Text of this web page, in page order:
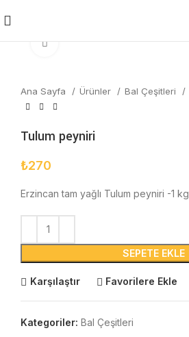
Ana Sayfa Ürünler Bal Çeşitleri
Tulum peyniri
₺270
Erzincan tam yağlı Tulum peyniri -1 kg
SEPETE EKLE
Karşılaştır Favorilere Ekle
Kategoriler: Bal Çeşitleri